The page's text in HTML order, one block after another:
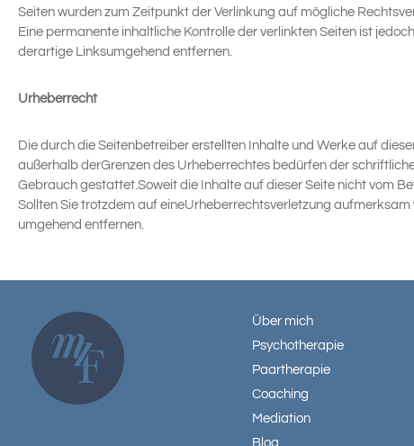
Seiten wurden zum Zeitpunkt der Verlinkung auf mögliche
Eine permanente inhaltliche Kontrolle der verlinkten Seiten ist
derartige Linksumgehend entfernen.
Urheberrecht
Die durch die Seitenbetreiber erstellten Inhalte und Werke auf
außerhalb derGrenzen des Urheberrechtes bedürfen der
Gebrauch gestattet.Soweit die Inhalte auf dieser Seite nicht vom
Sollten Sie trotzdem auf eineUrheberrechtsverletzung
umgehend entfernen.
Über mich
Psychotherapie
Paartherapie
Coaching
Mediation
Blog